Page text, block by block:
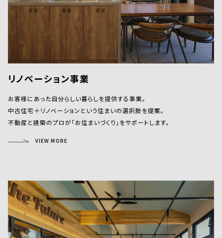
リノベーション事業
お客様にあった自分らしい暮らしを提供する事業。
中古住宅＋リノベーションという住まいの選択肢を提案。
不動産と建築のプロが「お住まいづくり」をサポートします。
VIEW MORE